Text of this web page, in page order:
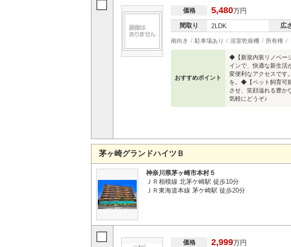
価格 5,480万円
間取り 2LDK 広
南向き 駐車場あり 浴室乾燥機 所有権
おすすめポイント
◆【新規内装リノベー
インで、快適な新生活
変便利なアクセスです
を。◆【ペット飼育可
させ、笑顔溢れる豊
気軽にどうぞ♪
茅ヶ崎グランドハイツＢ
神奈川県茅ヶ崎市本村５
ＪＲ相模線 北茅ケ崎駅 徒歩10分
ＪＲ東海道本線 茅ケ崎駅 徒歩20分
価格 2,999万円